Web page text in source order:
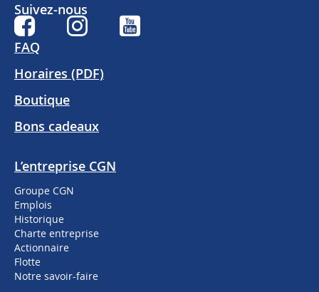
FAQ
Horaires (PDF)
Boutique
Bons cadeaux
L’entreprise CGN
Groupe CGN
Emplois
Historique
Charte entreprise
Actionnaire
Flotte
Notre savoir-faire
Suivez-nous